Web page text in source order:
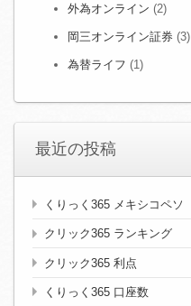
外為オンライン (2)
岡三オンライン証券 (3)
為替ライフ (1)
最近の投稿
くりっく365 メキシコペソ
クリック365 ランキング
クリック365 利点
くりっく365 口座数